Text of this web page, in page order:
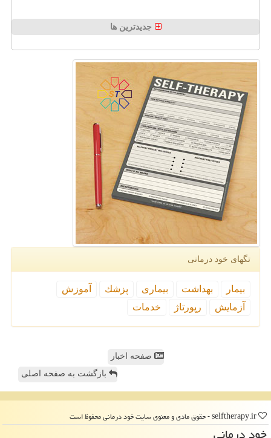
جدیدترین ها
تگهای خود درمانی
بیمار بهداشت بیماری پزشك
آموزش
آزمایش
رپورتاژ خدمات
صفحه اخبار
بازگشت به صفحه اصلی